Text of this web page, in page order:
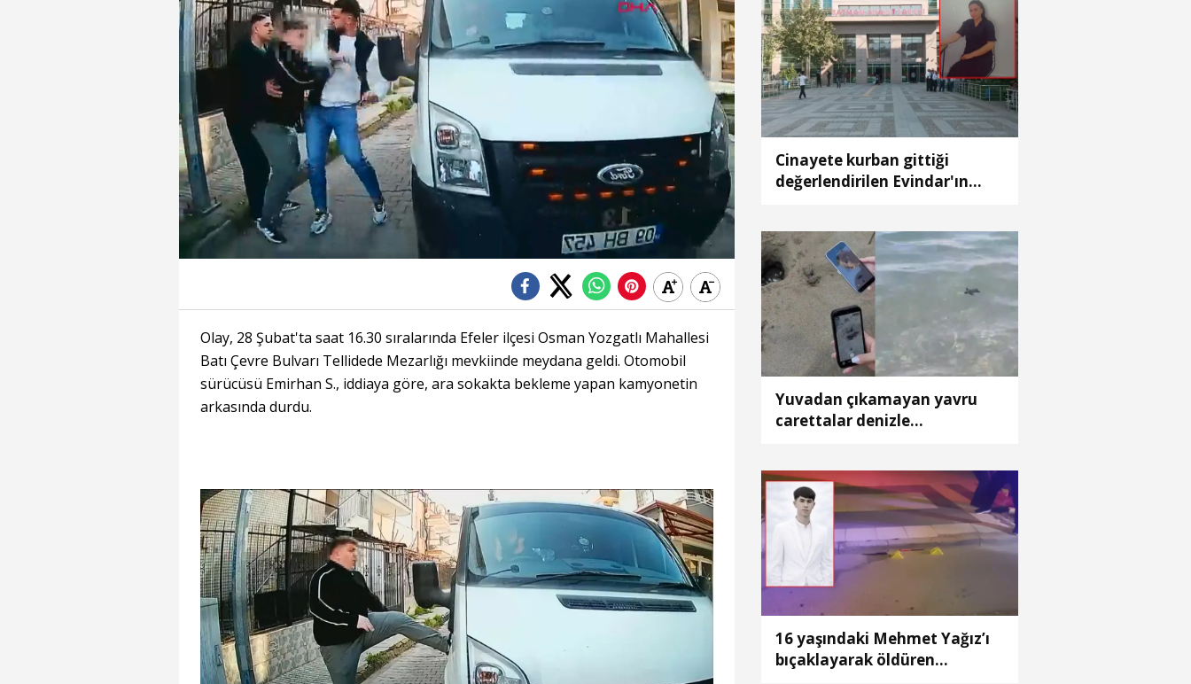
Süre Toplam
0%
0%
Olay, 28 Şubat'ta saat 16.30 sıralarında Efeler ilçesi Osman Yozgatlı Mahallesi
Batı Çevre Bulvarı Tellidede Mezarlığı mevkiinde meydana geldi. Otomobil
sürücüsü Emirhan S., iddiaya göre, ara sokakta bekleme yapan kamyonetin
arkasında durdu.
Cinayete kurban gittiği
değerlendirilen Evindar'ın
Yuvadan çıkamayan yavru
carettalar denizle
16 yaşındaki Mehmet Yağız’ı
bıçaklayarak öldüren